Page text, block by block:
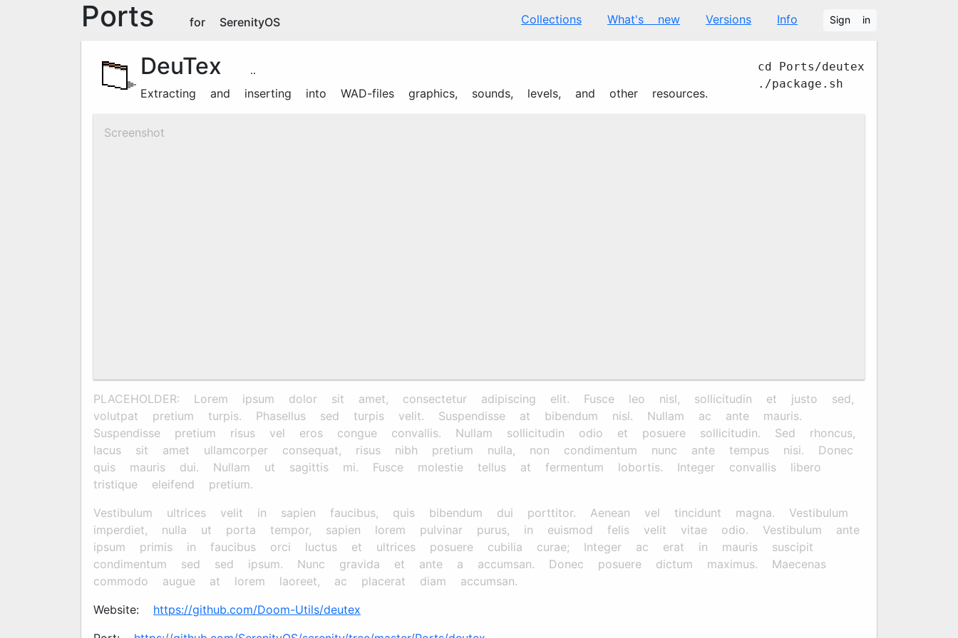
Ports for SerenityOS Collections What's new Versions Info Sign in
DeuTex 5.2.2
Extracting and inserting into WAD-files graphics, sounds, levels, and other resources.
cd Ports/deutex
./package.sh
Screenshot
PLACEHOLDER: Lorem ipsum dolor sit amet, consectetur adipiscing elit. Fusce leo nisl, sollicitudin et justo sed,
volutpat pretium turpis. Phasellus sed turpis velit. Suspendisse at bibendum nisl. Nullam ac ante mauris.
Suspendisse pretium risus vel eros congue convallis. Nullam sollicitudin odio et posuere sollicitudin. Sed rhoncus,
lacus sit amet ullamcorper consequat, risus nibh pretium nulla, non condimentum nunc ante tempus nisi. Donec
quis mauris dui. Nullam ut sagittis mi. Fusce molestie tellus at fermentum lobortis. Integer convallis libero
tristique eleifend pretium.
Vestibulum ultrices velit in sapien faucibus, quis bibendum dui porttitor. Aenean vel tincidunt magna. Vestibulum
imperdiet, nulla ut porta tempor, sapien lorem pulvinar purus, in euismod felis velit vitae odio. Vestibulum ante
ipsum primis in faucibus orci luctus et ultrices posuere cubilia curae; Integer ac erat in mauris suscipit
condimentum sed sed ipsum. Nunc gravida et ante a accumsan. Donec posuere dictum maximus. Maecenas
commodo augue at lorem laoreet, ac placerat diam accumsan.
Website: https://github.com/Doom-Utils/deutex